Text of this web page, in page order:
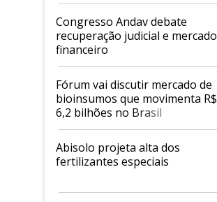
Congresso Andav debate
recuperação judicial e mercado
financeiro
Fórum vai discutir mercado de
bioinsumos que movimenta R$
6,2 bilhões no Brasil
Abisolo projeta alta dos
fertilizantes especiais